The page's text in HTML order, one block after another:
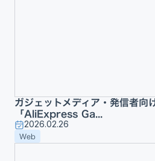
ガジェットメディア・発信者向
「AliExpress Ga...
2026.02.26
Web